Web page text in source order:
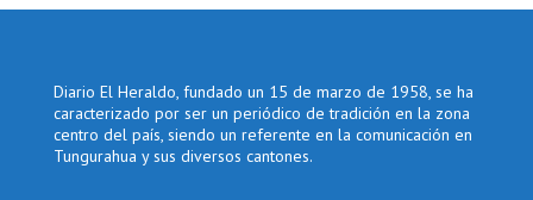
Diario El Heraldo, fundado un 15 de marzo de 1958, se ha
caracterizado por ser un periódico de tradición en la zona
centro del país, siendo un referente en la comunicación en
Tungurahua y sus diversos cantones.